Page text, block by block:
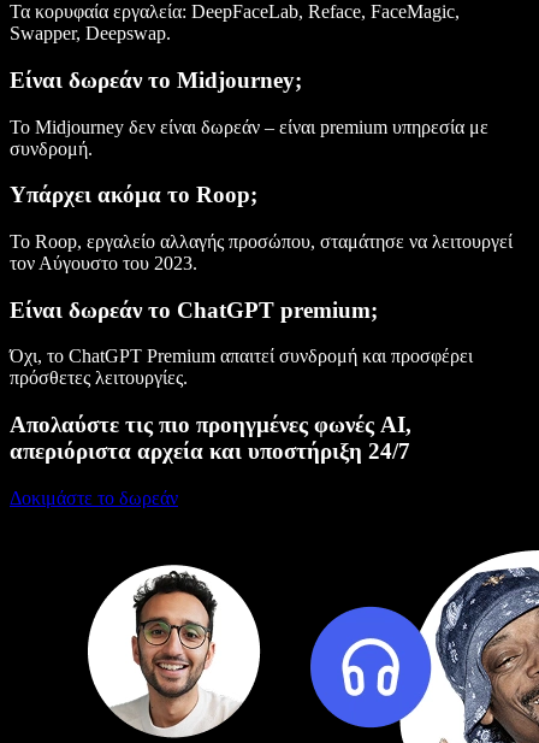
Τα κορυφαία εργαλεία: DeepFaceLab, Reface, FaceMagic,
Swapper, Deepswap.
Είναι δωρεάν το Midjourney;
Το Midjourney δεν είναι δωρεάν – είναι premium υπηρεσία με
συνδρομή.
Υπάρχει ακόμα το Roop;
To Roop, εργαλείο αλλαγής προσώπου, σταμάτησε να λειτουργεί
τον Αύγουστο του 2023.
Είναι δωρεάν το ChatGPT premium;
Όχι, το ChatGPT Premium απαιτεί συνδρομή και προσφέρει
πρόσθετες λειτουργίες.
Απολαύστε τις πιο προηγμένες φωνές AI,
απεριόριστα αρχεία και υποστήριξη 24/7
Δοκιμάστε το δωρεάν